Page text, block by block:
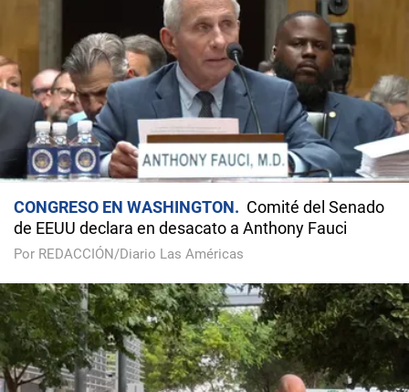
CONGRESO EN WASHINGTON
Comité del Senado
de EEUU declara en desacato a Anthony Fauci
Por REDACCIÓN/Diario Las Américas